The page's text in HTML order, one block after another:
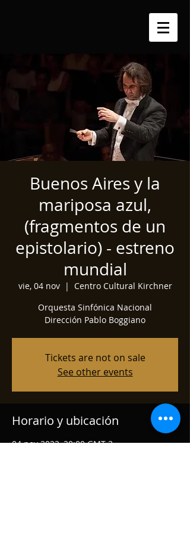
Buenos Aires y la
mariposa azul,
(fragmentos de un
epistolario) - estreno
mundial
vie, 04 nov
  |
Centro Cultural Kirchner
Orquesta Sinfónica Nacional
Dirección Pablo Boggiano
Tickets are not on sale
See other events
Horario y ubicación
04 nov 2022, 20:00 GMT-3